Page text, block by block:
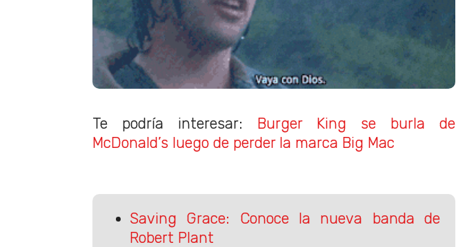
Te podría interesar: Burger King se burla de
McDonald’s luego de perder la marca Big Mac
Saving Grace: Conoce la nueva banda de
Robert Plant